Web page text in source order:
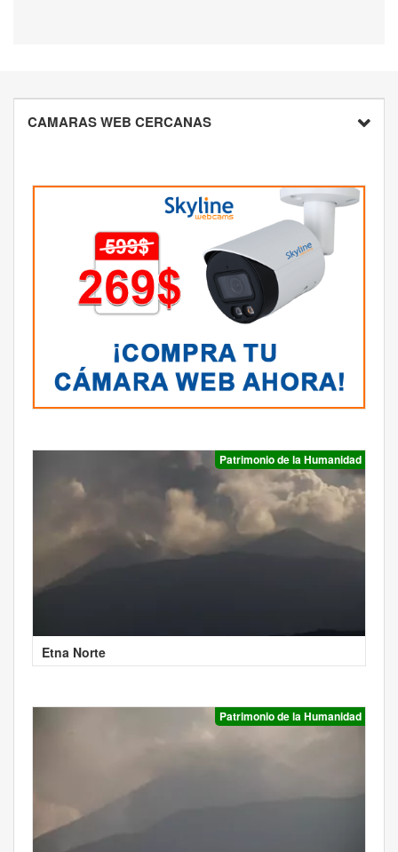
CAMARAS WEB CERCANAS
Patrimonio de la Humanidad
Etna Norte
Patrimonio de la Humanidad